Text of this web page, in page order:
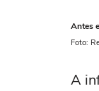
Antes
Foto:
A